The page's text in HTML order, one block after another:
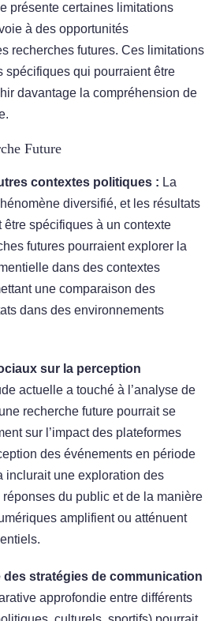
présente certaines limitations
à des opportunités
recherches futures. Ces limitations
spécifiques qui pourraient être
davantage la compréhension de
Future
contextes politiques : La
diversifié, et les résultats
être spécifiques à un contexte
futures pourraient explorer la
dans des contextes
une comparaison des
dans des environnements
sur la perception
actuelle a touché à l’analyse de
recherche future pourrait se
sur l’impact des plateformes
des événements en période
inclurait une exploration des
du public et de la manière
amplifient ou atténuent
stratégies de communication
approfondie entre différents